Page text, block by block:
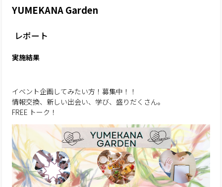
YUMEKANA Garden
レポート
実施結果
イベント企画してみたい方！募集中！！
情報交換、新しい出会い、学び、盛りだくさん。
FREE トーク！